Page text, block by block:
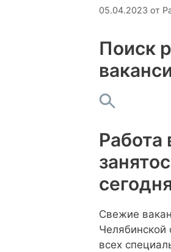
05.04.2023 от
Поиск
Работа
Свежие
Челябинской
всех